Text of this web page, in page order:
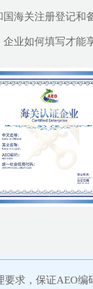
国海关注册登记
业如何填写才能
求，保证AEO编